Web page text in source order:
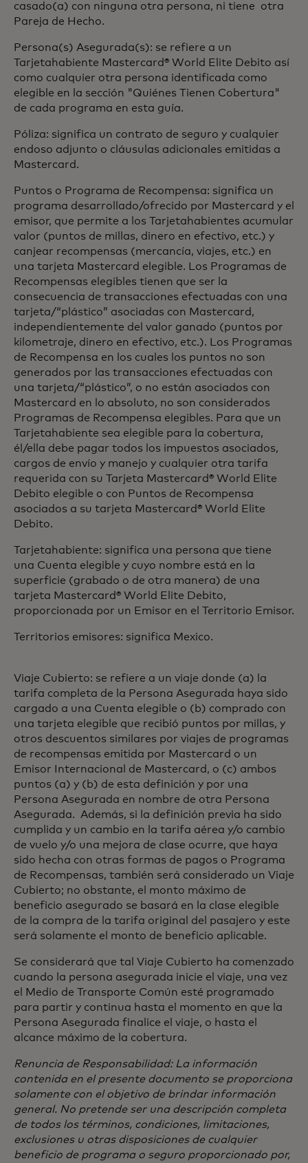
casado(a) con ninguna otra persona, ni tiene otra
Pareja de Hecho.
Persona(s) Asegurada(s): se refiere a un
Tarjetahabiente Mastercard® World Elite Debito así
como cualquier otra persona identificada como
elegible en la sección "Quiénes Tienen Cobertura"
de cada programa en esta guía.
Póliza: significa un contrato de seguro y cualquier
endoso adjunto o cláusulas adicionales emitidas a
Mastercard.
Puntos o Programa de Recompensa: significa un
programa desarrollado/ofrecido por Mastercard y el
emisor, que permite a los Tarjetahabientes acumular
valor (puntos de millas, dinero en efectivo, etc.) y
canjear recompensas (mercancía, viajes, etc.) en
una tarjeta Mastercard elegible. Los Programas de
Recompensas elegibles tienen que ser la
consecuencia de transacciones efectuadas con una
tarjeta/“plástico” asociadas con Mastercard,
independientemente del valor ganado (puntos por
kilometraje, dinero en efectivo, etc.). Los Programas
de Recompensa en los cuales los puntos no son
generados por las transacciones efectuadas con
una tarjeta/“plástico”, o no están asociados con
Mastercard en lo absoluto, no son considerados
Programas de Recompensa elegibles. Para que un
Tarjetahabiente sea elegible para la cobertura,
él/ella debe pagar todos los impuestos asociados,
cargos de envío y manejo y cualquier otra tarifa
requerida con su Tarjeta Mastercard® World Elite
Debito elegible o con Puntos de Recompensa
asociados a su tarjeta Mastercard® World Elite
Debito.
Tarjetahabiente: significa una persona que tiene
una Cuenta elegible y cuyo nombre está en la
superficie (grabado o de otra manera) de una
tarjeta Mastercard® World Elite Debito,
proporcionada por un Emisor en el Territorio Emisor.
Territorios emisores: significa Mexico.
Viaje Cubierto: se refiere a un viaje donde (a) la
tarifa completa de la Persona Asegurada haya sido
cargado a una Cuenta elegible o (b) comprado con
una tarjeta elegible que recibió puntos por millas, y
otros descuentos similares por viajes de programas
de recompensas emitida por Mastercard o un
Emisor Internacional de Mastercard, o (c) ambos
puntos (a) y (b) de esta definición y por una
Persona Asegurada en nombre de otra Persona
Asegurada. Además, si la definición previa ha sido
cumplida y un cambio en la tarifa aérea y/o cambio
de vuelo y/o una mejora de clase ocurre, que haya
sido hecha con otras formas de pagos o Programa
de Recompensas, también será considerado un Viaje
Cubierto; no obstante, el monto máximo de
beneficio asegurado se basará en la clase elegible
de la compra de la tarifa original del pasajero y este
será solamente el monto de beneficio aplicable.
Se considerará que tal Viaje Cubierto ha comenzado
cuando la persona asegurada inicie el viaje, una vez
el Medio de Transporte Común esté programado
para partir y continua hasta el momento en que la
Persona Asegurada finalice el viaje, o hasta el
alcance máximo de la cobertura.
Renuncia de Responsabilidad: La información
contenida en el presente documento se proporciona
solamente con el objetivo de brindar información
general. No pretende ser una descripción completa
de todos los términos, condiciones, limitaciones,
exclusiones u otras disposiciones de cualquier
beneficio de programa o seguro proporcionado por,